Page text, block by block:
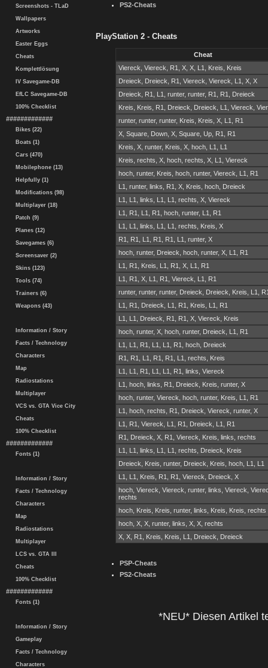
Screenshots - TLaD
Wallpapers
Artworks
Easter Eggs
Cheats
Komplettlösung
IV Savegame-DB
EfLC Savegame-DB
100% Checklist
#############
Bikes (22)
Boats (1)
Cars (470)
Mobilephone (13)
Helpfully (1)
Modifications (98)
Multiplayer (18)
Patch (9)
Planes (12)
Savegames (6)
Screensaver (2)
Skins (123)
Tools (74)
Trainers (6)
Weapons (43)
Information / Story
Facts / Technology
Characters
Map
Radiostations
Multiplayer
VCS vs. GTA Vice City
Cheats
100% Checklist
#############
Fonts (1)
Information / Story
Facts / Technology
Characters
Map
Radiostations
Multiplayer
LCS vs. GTA III
Cheats
100% Checklist
#############
Fonts (1)
Information / Story
Gameplay
Facts / Technology
Characters
PS2-Cheats
PlayStation 2 - Cheats
Cheat
Viereck, Viereck, R1, X, X, L1, Kreis, Kreis
Dreieck, Dreieck, R1, Viereck, Viereck, L1, X, X
Dreieck, R1, L1, runter, runter, R1, R1, Dreieck
Kreis, Kreis, R1, Dreieck, Dreieck, L1, Viereck,
runter, runter, runter, Kreis, Kreis, X, L1, R1
X, Square, Down, X, Square, Up, R1, R1
Kreis, X, runter, Kreis, X, hoch, L1, L1
Kreis, rechts, X, hoch, rechts, X, L1, Viereck
hoch, runter, Kreis, hoch, runter, Viereck, L1, R1
L1, runter, links, R1, X, Kreis, hoch, Dreieck
L1, L1, links, L1, L1, rechts, X, Viereck
L1, R1, L1, R1, hoch, runter, L1, R1
L1, L1, links, L1, L1, rechts, Kreis, X
R1, R1, L1, R1, R1, L1, runter, X
hoch, runter, Dreieck, hoch, runter, X, L1, R1
L1, R1, Kreis, L1, R1, X, L1, R1
L1, R1, X, L1, R1, Viereck, L1, R1
runter, runter, runter, Dreieck, Dreieck, Kreis, L1,
L1, R1, Dreieck, L1, R1, Kreis, L1, R1
L1, L1, Dreieck, R1, R1, X, Viereck, Kreis
hoch, runter, X, hoch, runter, Dreieck, L1, R1
L1, L1, R1, L1, L1, R1, hoch, Dreieck
R1, R1, L1, R1, R1, L1, rechts, Kreis
L1, L1, R1, L1, L1, R1, links, Viereck
L1, hoch, links, R1, Dreieck, Kreis, runter, X
hoch, runter, Viereck, hoch, runter, Kreis, L1, R1
L1, hoch, rechts, R1, Dreieck, Viereck, runter, X
L1, R1, Viereck, L1, R1, Dreieck, L1, R1
R1, Dreieck, X, R1, Viereck, Kreis, links, rechts
L1, L1, links, L1, L1, rechts, Dreieck, Kreis
Dreieck, Kreis, runter, Dreieck, Kreis, hoch, L1, L1
L1, L1, Kreis, R1, R1, Viereck, Dreieck, X
hoch, Viereck, Viereck, runter, links, Viereck,
rechts
hoch, Kreis, Kreis, runter, links, Kreis, Kreis, rechts
hoch, X, X, runter, links, X, X, rechts
X, X, R1, Kreis, Kreis, L1, Dreieck, Dreieck
PSP-Cheats
PS2-Cheats
*NEU* Diesen Artikel